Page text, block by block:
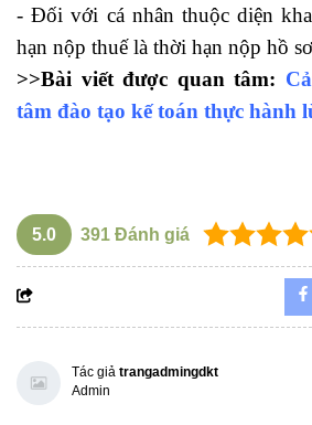
- Đối với cá nhân thuộc diện
hạn nộp thuế là thời hạn nộp hồ
>>Bài viết được quan tâm:
tâm đào tạo kế toán thực hành
5.0 391 Đánh giá
Tác giả trangadmingdkt
Admin